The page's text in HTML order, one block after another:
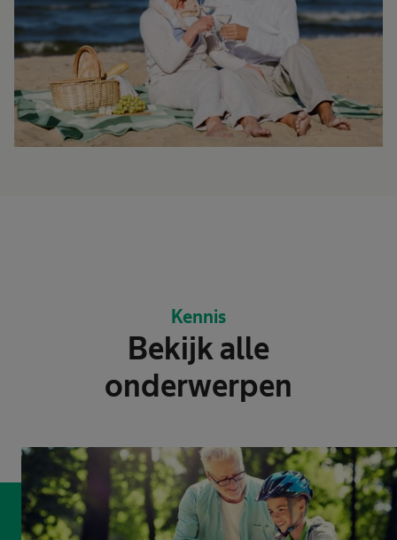
Kennis
Bekijk alle
onderwerpen